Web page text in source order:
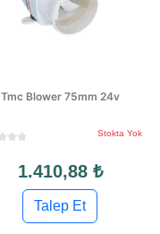
Tmc Blower 75mm 24v
Stokta Yok
1.410,88 ₺
Talep Et